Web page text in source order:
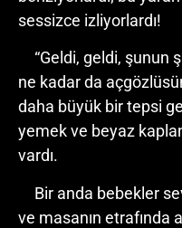
sessizce izliyorlardı!
“Geldi, geldi, şunun
ne kadar da
daha büyük bir tepsi
yemek ve beyaz
vardı.
Bir anda bebekler
ve masanın etrafında